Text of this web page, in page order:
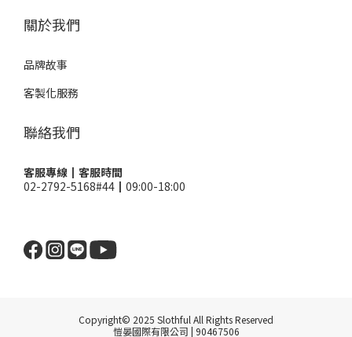
關於我們
品牌故事
客製化服務
聯絡我們
客服專線┃客服時間
02-2792-5168#44┃09:00-18:00
Copyright© 2025 Slothful All Rights Reserved
愷晏國際有限公司 | 90467506